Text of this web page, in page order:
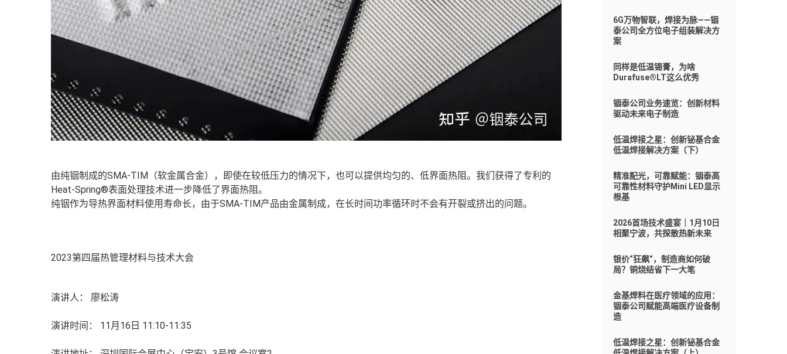
由纯铟制成的SMA-TIM（软金属合金），即使在较低压力的情况下，也可以提供均匀的、低界面热阻。我们获得了专利的
Heat-Spring®表面处理技术进一步降低了界面热阻。
纯铟作为导热界面材料使用寿命长，由于SMA-TIM产品由金属制成，在长时间功率循环时不会有开裂或挤出的问题。
2023第四届热管理材料与技术大会
演讲人： 廖松涛
演讲时间： 11月16日 11:10-11:35
6G万物智联，焊接为脉——铟
泰公司全方位电子组装解决方
案
同样是低温锡膏，为啥
Durafuse®LT这么优秀
铟泰公司业务速览：创新材料
驱动未来电子制造
低温焊接之星：创新铋基合金
低温焊接解决方案（下）
精准配光，可靠赋能：铟泰高
可靠性材料守护Mini LED显示
根基
2026首场技术盛宴｜1月10日
相聚宁波，共探散热新未来
银价“狂飙”，制造商如何破
局？铜烧结省下一大笔
金基焊料在医疗领域的应用：
铟泰公司赋能高端医疗设备制
造
低温焊接之星：创新铋基合金